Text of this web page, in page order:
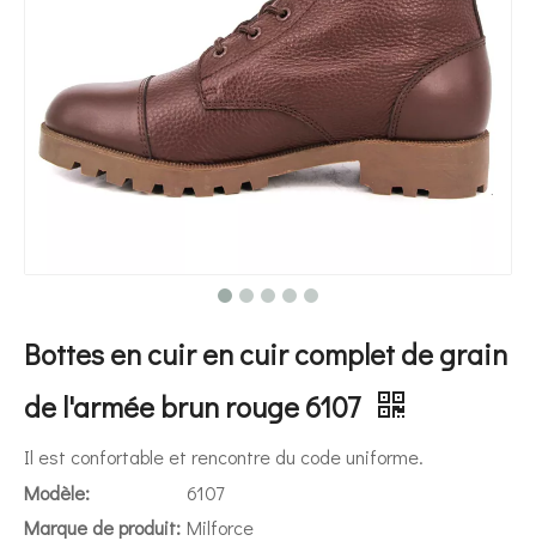
Bottes en cuir en cuir complet de grain
de l'armée brun rouge 6107
Il est confortable et rencontre du code uniforme.
Modèle:
6107
Marque de produit: Milforce